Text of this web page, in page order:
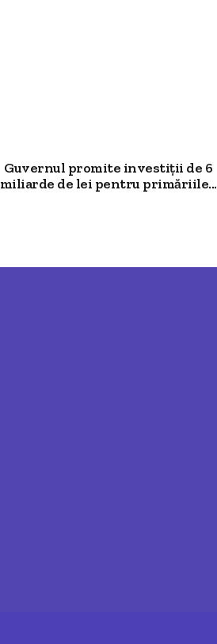
Guvernul promite investiții de 6
miliarde de lei pentru primăriile...